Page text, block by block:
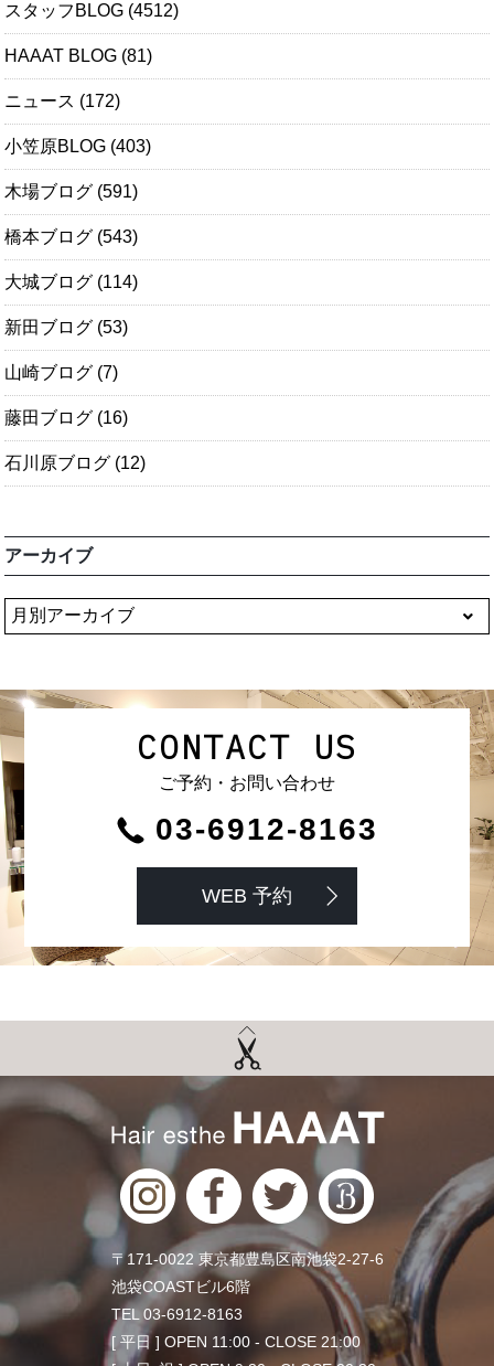
スタッフBLOG (4512)
HAAAT BLOG (81)
ニュース (172)
小笠原BLOG (403)
木場ブログ (591)
橋本ブログ (543)
大城ブログ (114)
新田ブログ (53)
山崎ブログ (7)
藤田ブログ (16)
石川原ブログ (12)
アーカイブ
CONTACT US
ご予約・お問い合わせ
03-6912-8163
WEB 予約
〒171-0022 東京都豊島区南池袋2-27-6
池袋COASTビル6階
TEL 03-6912-8163
[ 平日 ] OPEN 11:00 - CLOSE 21:00